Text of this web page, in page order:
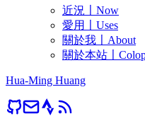
近況〡Now
愛用〡Uses
關於我〡About
關於本站〡
Hua-Ming Huang